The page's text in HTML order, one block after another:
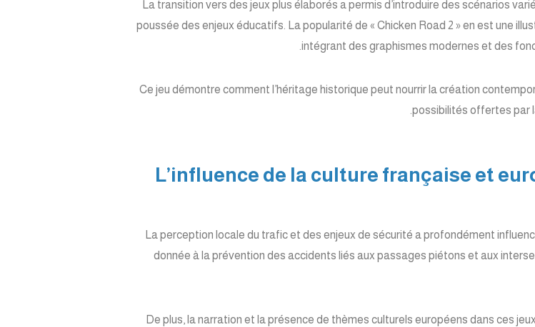
La transition vers des jeux plus élaborés a permis d’introduire des scénarios
poussée des enjeux éducatifs. La popularité de « Chicken Road 2 » en est une
intégrant des graphismes modernes et des
Ce jeu démontre comment l’héritage historique peut nourrir la création
possibilités offertes par
5. L’influence de la culture française et
La perception locale du trafic et des enjeux de sécurité a profondément
donnée à la prévention des accidents liés aux passages piétons et aux
De plus, la narration et la présence de thèmes culturels européens dans ces